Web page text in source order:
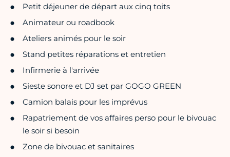
Petit déjeuner de départ aux cinq toits
Animateur ou roadbook
Ateliers animés pour le soir
Stand petites réparations et entretien
Infirmerie à l'arrivée
Sieste sonore et DJ set par GOGO GREEN
Camion balais pour les imprévus
Rapatriement de vos affaires perso pour le bivouac
le soir si besoin
Zone de bivouac et sanitaires